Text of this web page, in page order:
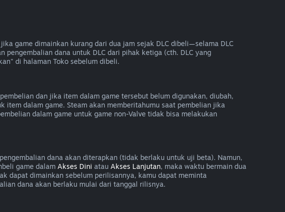
game dimainkan kurang dari dua jam sejak DLC dibeli—selama DLC
dana untuk DLC dari pihak ketiga (cth. DLC yang
di halaman Toko sebelum dibeli.
dan jika item dalam game tersebut belum digunakan, diubah,
dalam game. Steam akan memberitahumu saat pembelian jika
dalam game untuk game non-Valve tidak bisa melakukan
dana akan diterapkan (tidak berlaku untuk uji beta). Namun,
game dalam Akses Dini atau Akses Lanjutan, maka waktu bermain dua
dapat dimainkan sebelum perilisannya, kamu dapat meminta
dana akan berlaku mulai dari tanggal rilisnya.